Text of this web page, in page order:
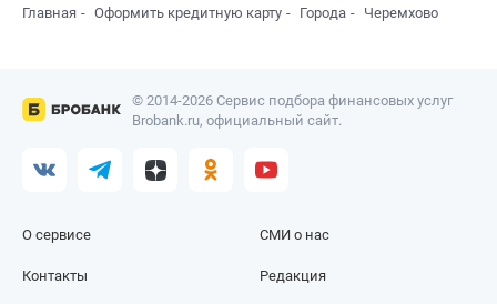
Главная Оформить кредитную карту Города Черемхово
© 2014-2026 Сервис подбора финансовых услуг
Brobank.ru, официальный сайт.
О сервисе
Контакты
СМИ о нас
Редакция